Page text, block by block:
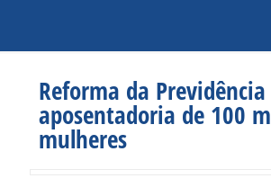
Reforma da
aposentadoria de 100
mulheres